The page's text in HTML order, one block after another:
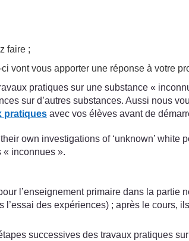
faire ;
vont vous apporter une réponse à votre
pratiques sur une substance «
sur d’autres substances. Aussi nous
pratiques avec vos élèves avant de
own investigations of ‘unknown’ white
« inconnues ».
l’enseignement primaire dans la partie
des expériences) ; après le cours,
successives des travaux pratiques